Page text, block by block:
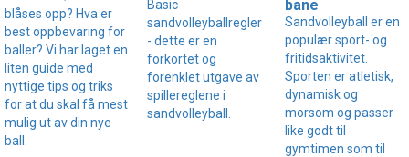
blåses opp? Hva er
best oppbevaring for
baller? Vi har laget en
liten guide med
nyttige tips og triks
for at du skal få mest
mulig ut av din nye
ball.
Basic
sandvolleyballregler
- dette er en
forkortet og
forenklet utgave av
spillereglene i
sandvolleyball.
bane
Sandvolleyball er en
populær sport- og
fritidsaktivitet.
Sporten er atletisk,
dynamisk og
morsom og passer
like godt til
gymtimen som til